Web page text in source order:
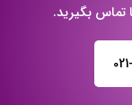
تماس بگیرید.